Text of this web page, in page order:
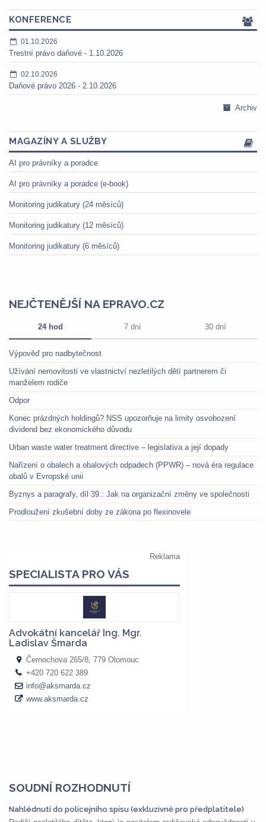
KONFERENCE
01.10.2026
Trestní právo daňové - 1.10.2026
02.10.2026
Daňové právo 2026 - 2.10.2026
Archiv
MAGAZÍNY A SLUŽBY
AI pro právníky a poradce
AI pro právníky a poradce (e-book)
Monitoring judikatury (24 měsíců)
Monitoring judikatury (12 měsíců)
Monitoring judikatury (6 měsíců)
NEJČTENĚJŠÍ NA EPRAVO.CZ
24 hod 7 dní 30 dní
Výpověď pro nadbytečnost
Užívání nemovitosti ve vlastnictví nezletilých dětí partnerem či
manželem rodiče
Odpor
Konec prázdných holdingů? NSS upozorňuje na limity osvobození
dividend bez ekonomického důvodu
Urban waste water treatment directive – legislativa a její dopady
Nařízení o obalech a obalových odpadech (PPWR) – nová éra regulace
obalů v Evropské unii
Byznys a paragrafy, díl 39.: Jak na organizační změny ve společnosti
Prodloužení zkušební doby ze zákona po flexinovele
SOUDNÍ ROZHODNUTÍ
Nahlédnutí do policejního spisu (exkluzivně pro předplatitele)